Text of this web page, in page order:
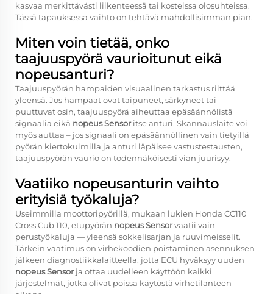
kasvaa merkittävästi liikenteessä tai kosteissa olosuhteissa.
Tässä tapauksessa vaihto on tehtävä mahdollisimman pian.
Miten voin tietää, onko
taajuuspyörä vaurioitunut eikä
nopeusanturi?
Taajuuspyörän hampaiden visuaalinen tarkastus riittää
yleensä. Jos hampaat ovat taipuneet, särkyneet tai
puuttuvat osin, taajuuspyörä aiheuttaa epäsäännölistä
signaalia eikä nopeus Sensoritse anturi. Skannauslaite voi
myös auttaa – jos signaali on epäsäännöllinen vain tietyillä
pyörän kiertokulmilla ja anturi läpäisee vastustestausten,
taajuuspyörän vaurio on todennäköisesti vian juurisyy.
Vaatiiko nopeusanturin vaihto
erityisiä työkaluja?
Useimmilla moottoripyörillä, mukaan lukien Honda CC110
Cross Cub 110, etupyörän nopeus Sensorvaatii vain
perustyökaluja — yleensä sokkelisarjan ja ruuvimeisselit.
Tärkein vaatimus on virhekoodien poistaminen asennuksen
jälkeen diagnostiikkalaitteella, jotta ECU hyväksyy uuden
nopeus Sensorja ottaa uudelleen käyttöön kaikki
järjestelmät, jotka olivat poissa käytöstä virhetilanteen